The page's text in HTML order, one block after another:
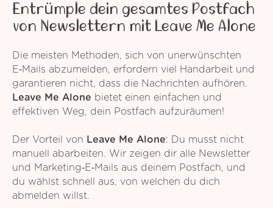
Entrümple dein gesamtes Postfach
von Newslettern mit Leave Me Alone
Die meisten Methoden, sich von unerwünschten
E‑Mails abzumelden, erfordern viel Handarbeit und
garantieren nicht, dass die Nachrichten aufhören.
Leave Me Alone bietet einen einfachen und
effektiven Weg, dein Postfach aufzuräumen!
Der Vorteil von Leave Me Alone: Du musst nicht
manuell abarbeiten. Wir zeigen dir alle Newsletter
und Marketing‑E‑Mails aus deinem Postfach, und
du wählst schnell aus, von welchen du dich
abmelden willst.